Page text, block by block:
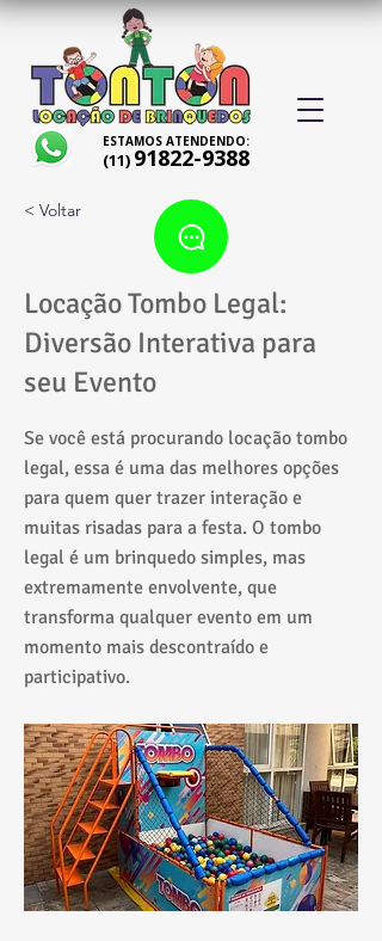
ESTAMOS ATENDENDO:
(11) 91822-9388
< Voltar
Locação Tombo Legal:
Diversão Interativa para
seu Evento
Se você está procurando locação tombo
legal, essa é uma das melhores opções
para quem quer trazer interação e
muitas risadas para a festa. O tombo
legal é um brinquedo simples, mas
extremamente envolvente, que
transforma qualquer evento em um
momento mais descontraído e
participativo.